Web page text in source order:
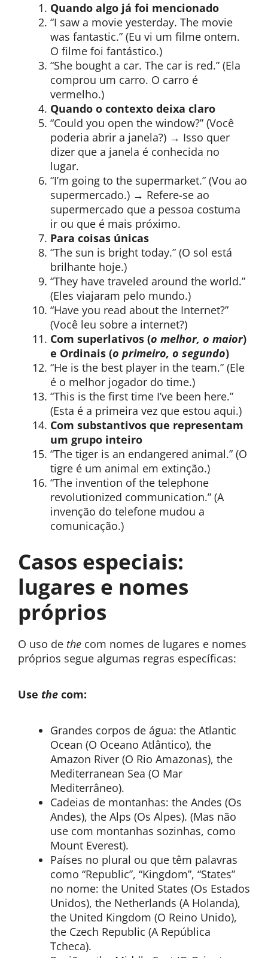
Quando algo já foi mencionado
“I saw a movie yesterday. The movie
was fantastic.” (Eu vi um filme ontem.
O filme foi fantástico.)
“She bought a car. The car is red.” (Ela
comprou um carro. O carro é
vermelho.)
Quando o contexto deixa claro
“Could you open the window?” (Você
poderia abrir a janela?) → Isso quer
dizer que a janela é conhecida no
lugar.
“I’m going to the supermarket.” (Vou ao
supermercado.) → Refere-se ao
supermercado que a pessoa costuma
ir ou que é mais próximo.
Para coisas únicas
“The sun is bright today.” (O sol está
brilhante hoje.)
“They have traveled around the world.”
(Eles viajaram pelo mundo.)
“Have you read about the Internet?”
(Você leu sobre a internet?)
Com superlativos (o melhor, o maior)
e Ordinais (o primeiro, o segundo)
“He is the best player in the team.” (Ele
é o melhor jogador do time.)
“This is the first time I’ve been here.”
(Esta é a primeira vez que estou aqui.)
Com substantivos que representam
um grupo inteiro
“The tiger is an endangered animal.” (O
tigre é um animal em extinção.)
“The invention of the telephone
revolutionized communication.” (A
invenção do telefone mudou a
comunicação.)
Casos especiais:
lugares e nomes
próprios
O uso de the com nomes de lugares e nomes
próprios segue algumas regras específicas:
Use the com:
Grandes corpos de água: the Atlantic
Ocean (O Oceano Atlântico), the
Amazon River (O Rio Amazonas), the
Mediterranean Sea (O Mar
Mediterrâneo).
Cadeias de montanhas: the Andes (Os
Andes), the Alps (Os Alpes). (Mas não
use com montanhas sozinhas, como
Mount Everest).
Países no plural ou que têm palavras
como “Republic”, “Kingdom”, “States”
no nome: the United States (Os Estados
Unidos), the Netherlands (A Holanda),
the United Kingdom (O Reino Unido),
the Czech Republic (A República
Tcheca).